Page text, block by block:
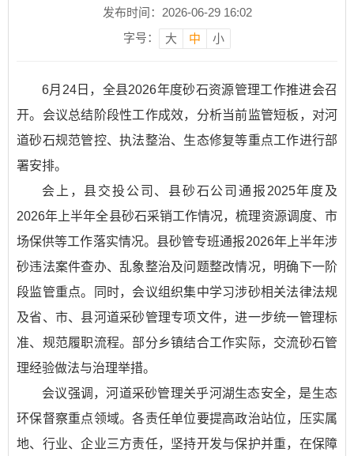
发布时间：2026-06-29 16:02
字号：
大 中 小
6月24日，全县2026年度砂石资源管理工作推进会召
开。会议总结阶段性工作成效，分析当前监管短板，对河
道砂石规范管控、执法整治、生态修复等重点工作进行部
署安排。
会上，县交投公司、县砂石公司通报2025年度及
2026年上半年全县砂石采销工作情况，梳理资源调度、市
场保供等工作落实情况。县砂管专班通报2026年上半年涉
砂违法案件查办、乱象整治及问题整改情况，明确下一阶
段监管重点。同时，会议组织集中学习涉砂相关法律法规
及省、市、县河道采砂管理专项文件，进一步统一管理标
准、规范履职流程。部分乡镇结合工作实际，交流砂石管
理经验做法与治理举措。
会议强调，河道采砂管理关乎河湖生态安全，是生态
环保督察重点领域。各责任单位要提高政治站位，压实属
地、行业、企业三方责任，坚持开发与保护并重，在保障